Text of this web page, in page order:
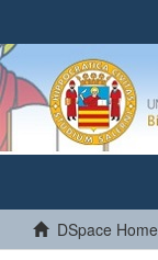
DSpace Home